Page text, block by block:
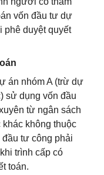
vốn đầu tư dự
phê duyệt quyết
án nhóm A (trừ dự
sử dụng vốn đầu
từ ngân sách
không thuộc
tư công phải
trình cấp có
toán.